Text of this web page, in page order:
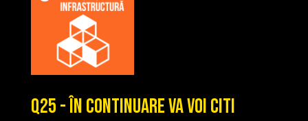
Q25 - În continuare va voi citi